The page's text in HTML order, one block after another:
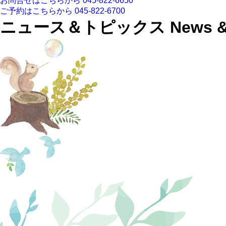
ご予約はこちらから 045-822-6700
ニュース＆トピックス News